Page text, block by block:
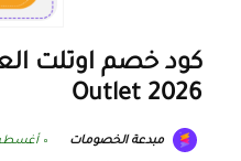
Outlet‎ 2026
مبدعة الخصومات أغسطس 5,